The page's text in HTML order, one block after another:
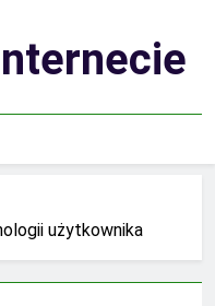
użytkownika